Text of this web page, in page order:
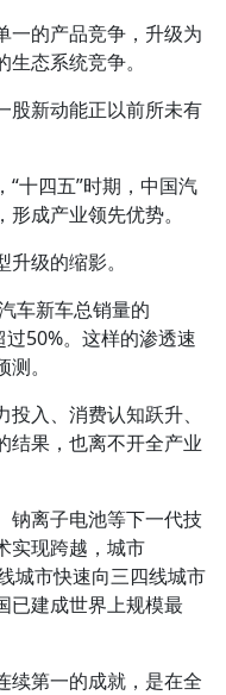
一的产品竞争，升级为
态系统竞争。
股新动能正以前所未有
十四五”时期，中国汽
成产业领先优势。
级的缩影。
车新车总销量的
50%。这样的渗透速
。
入、消费认知跃升、
结果，也离不开全产业
钠离子电池等下一代技
实现跨越，城市
城市快速向三四线城市
已建成世界上规模最
续第一的成就，是在全